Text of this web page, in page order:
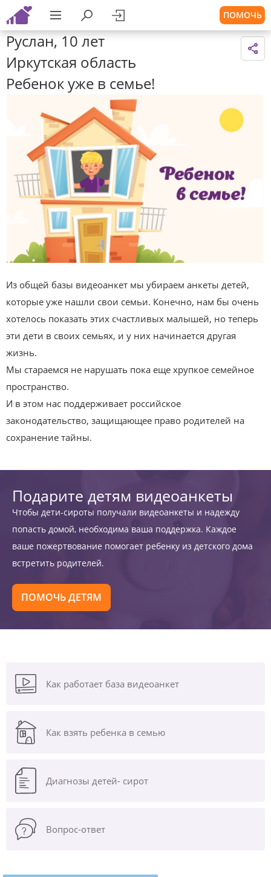
ПОМОЧЬ
Руслан, 10 лет
Иркутская область
Ребенок уже в семье!
Из общей базы видеоанкет мы убираем анкеты детей,
которые уже нашли свои семьи. Конечно, нам бы очень
хотелось показать этих счастливых малышей, но теперь
эти дети в своих семьях, и у них начинается другая
жизнь.
Мы стараемся не нарушать пока еще хрупкое семейное
пространство.
И в этом нас поддерживает российское
законодательство, защищающее право родителей на
сохранение тайны.
Подарите детям видеоанкеты
Чтобы дети-сироты получали видеоанкеты и надежду
попасть домой, необходима ваша поддержка. Каждое
ваше пожертвование помогает ребенку из детского дома
встретить родителей.
ПОМОЧЬ ДЕТЯМ
Как работает база видеоанкет
Как взять ребенка в семью
Диагнозы детей- сирот
Вопрос-ответ